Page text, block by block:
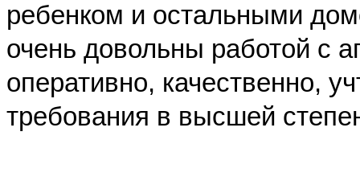
ребенком и остальными
очень довольны работой с
оперативно, качественно,
требования в высшей